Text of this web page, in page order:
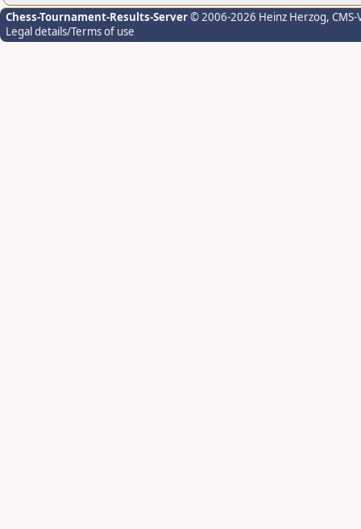
Chess-Tournament-Results-Server© 2006-2026 Heinz Herzog,
Legal details/Terms of use